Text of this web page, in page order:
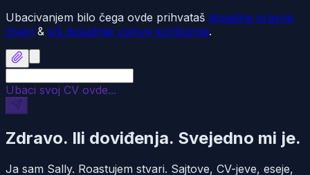
Ubacivanjem bilo čega ovde prihvataš dosadne pravne
stvari & još dosadnije uslove korišćenja.
Ubaci svoj CV ovde...
Zdravo. Ili doviđenja. Svejedno mi je.
Ja sam Sally. Roastujem stvari. Sajtove, CV-jeve, eseje,